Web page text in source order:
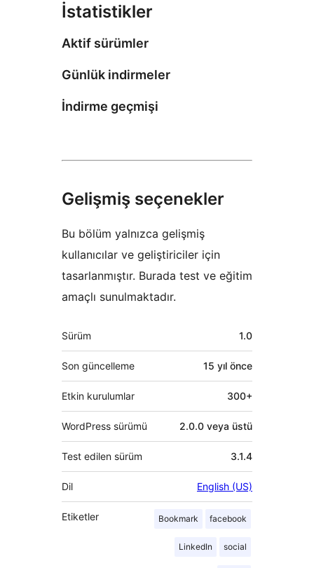
İstatistikler
Aktif sürümler
Günlük indirmeler
İndirme geçmişi
Gelişmiş seçenekler
Bu bölüm yalnızca gelişmiş
kullanıcılar ve geliştiriciler için
tasarlanmıştır. Burada test ve eğitim
amaçlı sunulmaktadır.
Meta
Sürüm 1.0
Son güncelleme 15 yıl önce
Etkin kurulumlar 300+
WordPress sürümü 2.0.0 veya üstü
Test edilen sürüm 3.1.4
Dil English (US)
Etiketler Bookmark facebook
LinkedIn social